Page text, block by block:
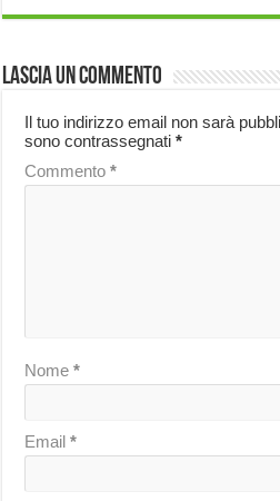
Lascia un commento
Il tuo indirizzo email non sarà
sono contrassegnati*
Commento*
Nome*
Email*